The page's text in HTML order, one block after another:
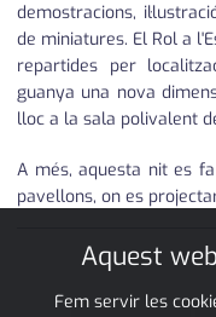
demostracions,
de miniatures. El Rol a
repartides per
guanya una nova
lloc a la sala polivalent
A més, aquesta nit es
pavellons, on es
Aquest
Fem servir les